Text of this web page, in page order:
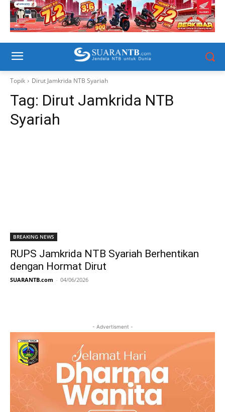
Topik Dirut Jamkrida NTB Syariah
Tag: Dirut Jamkrida NTB
Syariah
BREAKING NEWS
RUPS Jamkrida NTB Syariah Berhentikan
dengan Hormat Dirut
SUARANTB.com - 04/06/2026
- Advertisment -